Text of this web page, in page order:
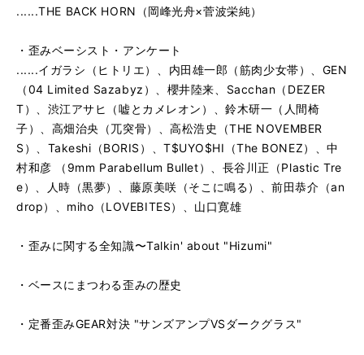
......THE BACK HORN（岡峰光舟×菅波栄純）
・歪みベーシスト・アンケート
......イガラシ（ヒトリエ）、内田雄一郎（筋肉少女帯）、GEN
（04 Limited Sazabyz）、櫻井陸来、Sacchan（DEZER
T）、渋江アサヒ（嘘とカメレオン）、鈴木研一（人間椅
子）、高畑治央（兀突骨）、高松浩史（THE NOVEMBER
S）、Takeshi（BORIS）、T$UYO$HI（The BONEZ）、中
村和彦 （9mm Parabellum Bullet）、長谷川正（Plastic Tre
e）、人時（黒夢）、藤原美咲（そこに鳴る）、前田恭介（an
drop）、miho（LOVEBITES）、山口寛雄
・歪みに関する全知識〜Talkin' about "Hizumi"
・ベースにまつわる歪みの歴史
・定番歪みGEAR対決 "サンズアンプVSダークグラス"